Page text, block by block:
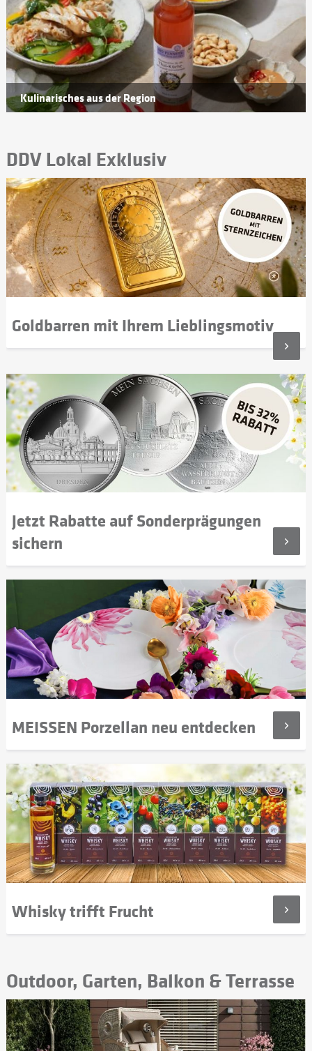
Kulinarisches aus der Region
DDV Lokal Exklusiv
Goldbarren mit Ihrem Lieblingsmotiv
Jetzt Rabatte auf Sonderprägungen
sichern
MEISSEN Porzellan neu entdecken
Whisky trifft Frucht
Outdoor, Garten, Balkon & Terrasse